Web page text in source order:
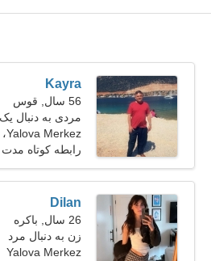
Kayra
56 سال, قوس
مردی به دنبال
Yalova Merkez، ترکیه
رابطه کوتاه مدت
Dilan
26 سال, باکره
زن به دنبال مرد
Yalova Merkez